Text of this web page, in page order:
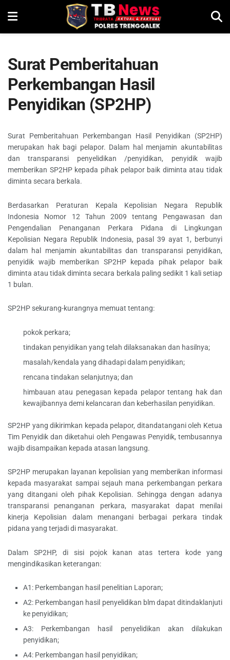
Surat Pemberitahuan
Perkembangan Hasil
Penyidikan (SP2HP)
Surat Pemberitahuan Perkembangan Hasil Penyidikan (SP2HP)
merupakan hak bagi pelapor. Dalam hal menjamin akuntabilitas
dan transparansi penyelidikan /penyidikan, penyidik wajib
memberikan SP2HP kepada pihak pelapor baik diminta atau tidak
diminta secara berkala.
Berdasarkan Peraturan Kepala Kepolisian Negara Republik
Indonesia Nomor 12 Tahun 2009 tentang Pengawasan dan
Pengendalian Penanganan Perkara Pidana di Lingkungan
Kepolisian Negara Republik Indonesia, pasal 39 ayat 1, berbunyi
dalam hal menjamin akuntabilitas dan transparansi penyidikan,
penyidik wajib memberikan SP2HP kepada pihak pelapor baik
diminta atau tidak diminta secara berkala paling sedikit 1 kali setiap
1 bulan.
SP2HP sekurang-kurangnya memuat tentang:
pokok perkara;
tindakan penyidikan yang telah dilaksanakan dan hasilnya;
masalah/kendala yang dihadapi dalam penyidikan;
rencana tindakan selanjutnya; dan
himbauan atau penegasan kepada pelapor tentang hak dan
kewajibannya demi kelancaran dan keberhasilan penyidikan.
SP2HP yang dikirimkan kepada pelapor, ditandatangani oleh Ketua
Tim Penyidik dan diketahui oleh Pengawas Penyidik, tembusannya
wajib disampaikan kepada atasan langsung.
SP2HP merupakan layanan kepolisian yang memberikan informasi
kepada masyarakat sampai sejauh mana perkembangan perkara
yang ditangani oleh pihak Kepolisian. Sehingga dengan adanya
transparansi penanganan perkara, masyarakat dapat menilai
kinerja Kepolisian dalam menangani berbagai perkara tindak
pidana yang terjadi di masyarakat.
Dalam SP2HP, di sisi pojok kanan atas tertera kode yang
mengindikasikan keterangan:
A1: Perkembangan hasil penelitian Laporan;
A2: Perkembangan hasil penyelidikan blm dapat ditindaklanjuti
ke penyidikan;
A3: Perkembangan hasil penyelidikan akan dilakukan
penyidikan;
A4: Perkembangan hasil penyidikan;